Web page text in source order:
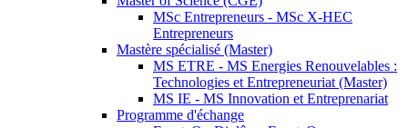
MSc Entrepreneurs - MSc X-HEC
Entrepreneurs
Mastère spécialisé (Master)
MS ETRE - MS Energies Renouvelables :
Technologies et Entrepreneuriat (Master)
MS IE - MS Innovation et Entreprenariat
Programme d'échange